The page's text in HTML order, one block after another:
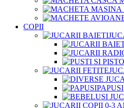
COPII
PAPUSI